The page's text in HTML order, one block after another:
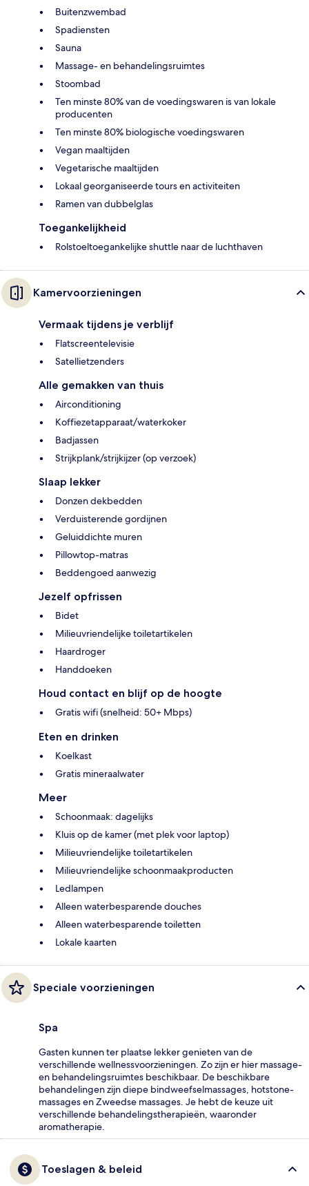
Buitenzwembad
Spadiensten
Sauna
Massage- en behandelingsruimtes
Stoombad
Ten minste 80% van de voedingswaren is van lokale
producenten
Ten minste 80% biologische voedingswaren
Vegan maaltijden
Vegetarische maaltijden
Lokaal georganiseerde tours en activiteiten
Ramen van dubbelglas
Toegankelijkheid
Rolstoeltoegankelijke shuttle naar de luchthaven
Kamervoorzieningen
Vermaak tijdens je verblijf
Flatscreentelevisie
Satellietzenders
Alle gemakken van thuis
Airconditioning
Koffiezetapparaat/waterkoker
Badjassen
Strijkplank/strijkijzer (op verzoek)
Slaap lekker
Donzen dekbedden
Verduisterende gordijnen
Geluiddichte muren
Pillowtop-matras
Beddengoed aanwezig
Jezelf opfrissen
Bidet
Milieuvriendelijke toiletartikelen
Haardroger
Handdoeken
Houd contact en blijf op de hoogte
Gratis wifi (snelheid: 50+ Mbps)
Eten en drinken
Koelkast
Gratis mineraalwater
Meer
Schoonmaak: dagelijks
Kluis op de kamer (met plek voor laptop)
Milieuvriendelijke toiletartikelen
Milieuvriendelijke schoonmaakproducten
Ledlampen
Alleen waterbesparende douches
Alleen waterbesparende toiletten
Lokale kaarten
Speciale voorzieningen
Spa
Gasten kunnen ter plaatse lekker genieten van de
verschillende wellnessvoorzieningen. Zo zijn er hier massage-
en behandelingsruimtes beschikbaar. De beschikbare
behandelingen zijn diepe bindweefselmassages, hotstone-
massages en Zweedse massages. Je hebt de keuze uit
verschillende behandelingstherapieën, waaronder
aromatherapie.
Toeslagen & beleid